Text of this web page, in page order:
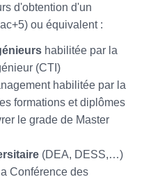
d'obtention d'un
ou équivalent :
habilitée par la
(CTI)
habilitée par la
formations et diplômes
le grade de Master
(DEA, DESS,…)
Conférence des